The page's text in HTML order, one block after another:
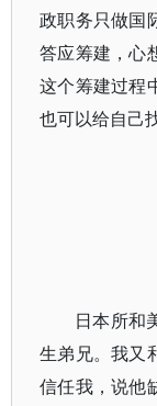
政职务只做国
答应筹建，心
这个筹建过程
也可以给自己
日本所和
生弟兄。我又
信任我，说他